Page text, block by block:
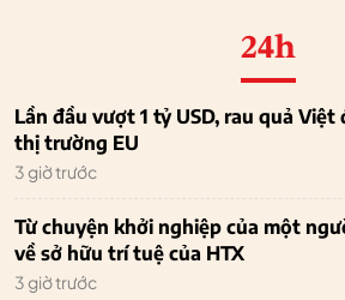
24h
Lần đầu vượt 1 tỷ USD, rau quả
thị trường EU
3 giờ trước
Từ chuyện khởi nghiệp của một
về sở hữu trí tuệ của HTX
3 giờ trước